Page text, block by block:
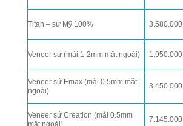
Titan – sứ Mỹ 100% 3.580.000
Veneer sứ (mài 1-2mm mặt ngoài) 1.950.000
Veneer sứ Emax (mài 0.5mm mặt
ngoài)
3.450.000
Veneer sứ Creation (mài 0.5mm
mặt ngoài)
7.145.000